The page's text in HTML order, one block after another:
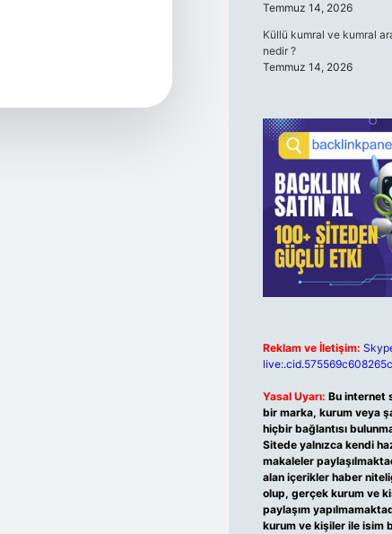
Temmuz 14, 2026
Küllü kumral ve kumral
nedir ?
Temmuz 14, 2026
Reklam ve İletişim:
Yasal Uyarı: Bu internet
bir marka, kurum veya
hiçbir bağlantısı
Sitede yalnızca kendi
makaleler
alan içerikler haber
olup, gerçek kurum ve
paylaşım
kurum ve kişiler ile isim